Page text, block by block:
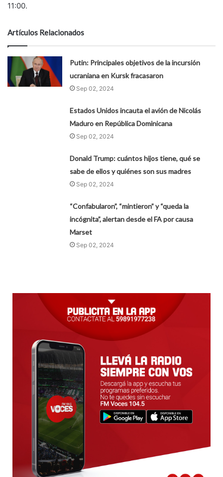
11:00.
Artículos Relacionados
Putin: Principales objetivos de la incursión
ucraniana en Kursk fracasaron
Sep 02, 2024
Estados Unidos incauta el avión de Nicolás
Maduro en República Dominicana
Sep 02, 2024
Donald Trump: cuántos hijos tiene, qué se
sabe de ellos y quiénes son sus madres
Sep 02, 2024
“Confabularon”, “mintieron” y “queda la
incógnita”, alertan desde el FA por causa
Marset
Sep 02, 2024